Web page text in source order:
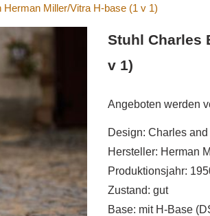
Miller/Vitra H-base (1 v 1)
Stuhl Charles
v 1)
Angeboten werden
Design: Charles
Hersteller: Herman
Produktionsjahr:
Zustand: gut
Base: mit H-Base